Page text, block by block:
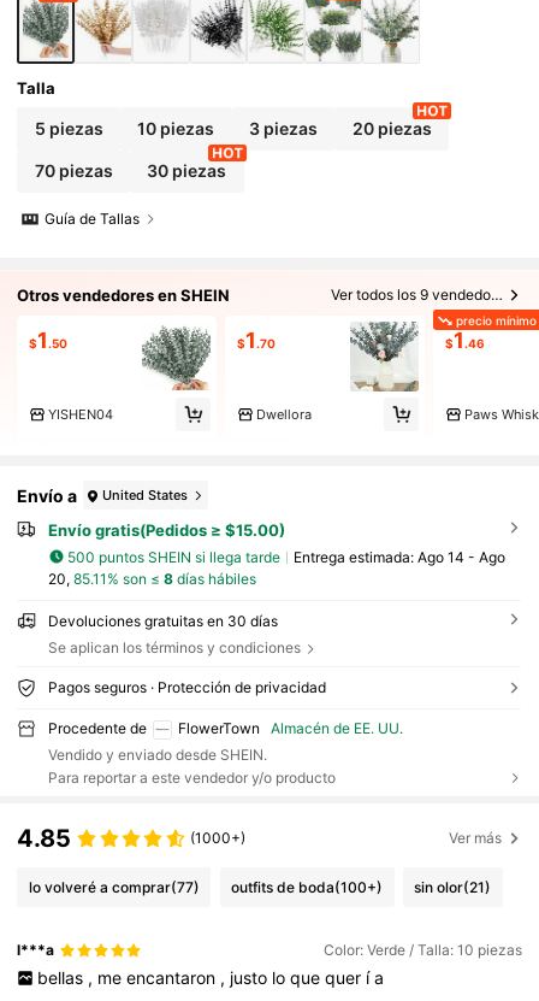
Talla
5 piezas 10 piezas 3 piezas 20 piezas
70 piezas 30 piezas
Guía de Tallas
Otros vendedores en SHEIN Ver todos los 9 vendedores
$1 .50
YISHEN04
$1 .70
Dwellora
precio mínimo
$1 .46
Paws
Envío a United States
Envío gratis(Pedidos ≥ $15.00)
500 puntos SHEIN si llega tarde Entrega estimada: Ago 14 - Ago
20, 85.11% son ≤ 8días hábiles
Devoluciones gratuitas en 30 días
Se aplican los términos y condiciones
Pagos seguros · Protección de privacidad
Procedente de FlowerTown
Almacén de EE. UU.
Vendido y enviado desde SHEIN.
Para reportar a este vendedor y/o producto
4.85 (1000+) Ver más
lo volveré a comprar(77) outfits de boda(100+) sin olor(21)
l***a Color: Verde / Talla: 10 piezas
bellas , me encantaron , justo lo que quer ía